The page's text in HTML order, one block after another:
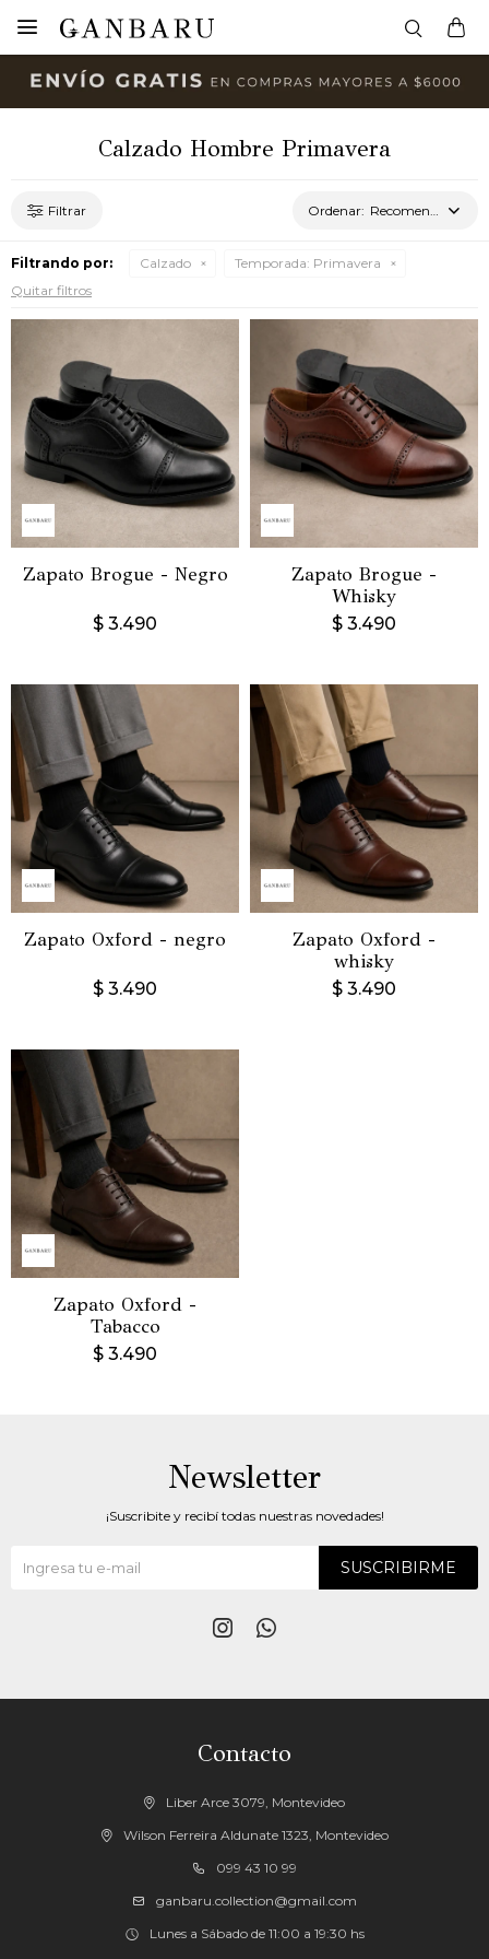

Calzado Hombre Primavera
Recomendados
Filtrando por: Calzado Temporada: Primavera
Quitar filtros
Zapato Brogue - Negro
$ 3.490
Zapato Brogue -
Whisky
$ 3.490
Zapato Oxford - negro
$ 3.490
Zapato Oxford -
whisky
$ 3.490
Zapato Oxford -
Tabacco
$ 3.490
Contacto
Liber Arce 3079, Montevideo
Wilson Ferreira Aldunate 1323, Montevideo
099 43 10 99
ganbaru.collection@gmail.com
Lunes a Sábado de 11:00 a 19:30 hs
Newsletter
¡Suscribite y recibí todas nuestras novedades!
SUSCRIBIRME
 